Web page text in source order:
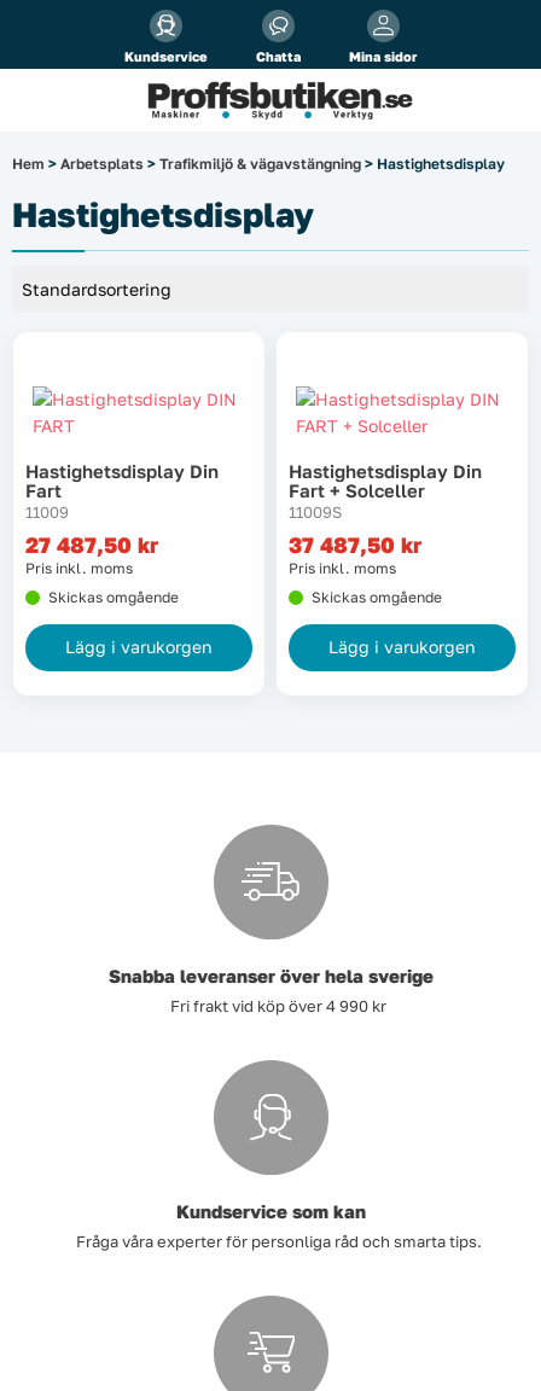
Kundservice Chatta Mina sidor
Alla priser visasinkl. moms!
Företag Privat
El & belysning
Laserinstrument
Lyft, transport & materialhantering
Maskiner
Hem > Arbetsplats > Trafikmiljö & vägavstängning > Hastighetsdisplay
Hastighetsdisplay
Hastighetsdisplay Din
Fart
11009
27 487,50 kr
Pris inkl. moms
Skickas omgående
Lägg i varukorgen
Hastighetsdisplay Din
Fart + Solceller
11009S
37 487,50 kr
Pris inkl. moms
Skickas omgående
Lägg i varukorgen
Snabba leveranser över hela sverige
Fri frakt vid köp över 4 990 kr
Kundservice som kan
Fråga våra experter för personliga råd och smarta tips.